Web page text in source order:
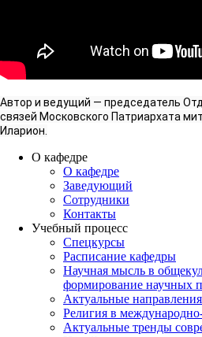
Автор и ведущий — председатель
связей Московского Патриархата
Иларион.
О кафедре
О кафедре
Заведующий
Сотрудники
Контакты
Учебный процесс
Спецкурсы
Расписание кафедры
Научная мысль в
формирование научных
Актуальные
Религия в
Актуальные тренды